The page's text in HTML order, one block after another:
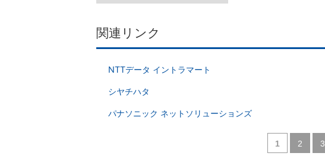
関連リンク
NTTデータ イントラマート
シヤチハタ
パナソニック ネットソリューションズ
1 2 3